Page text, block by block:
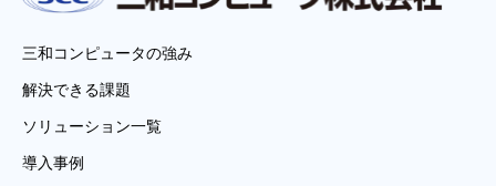
三和コンピュータの強み
解決できる課題
ソリューション一覧
導入事例